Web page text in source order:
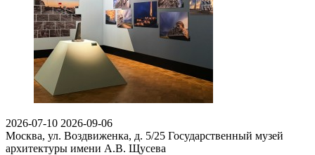
2026-07-10 2026-09-06
Москва, ул. Воздвиженка, д. 5/25 Государственный музей
архитектуры имени А.В. Щусева